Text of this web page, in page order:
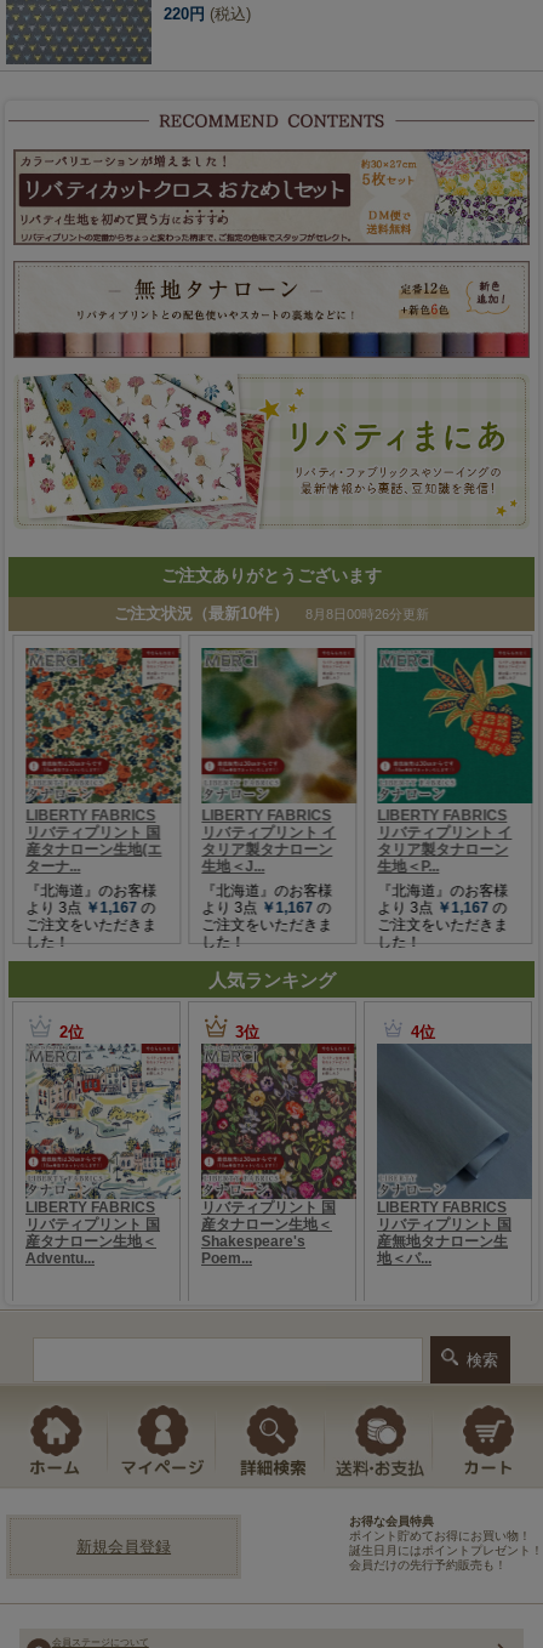
220円 (税込)
ご注文ありがとうございます
人気ランキング
新規会員登録
お得な会員特典
ポイント貯めてお得にお買い物！
誕生日月にはポイントプレゼント！
会員だけの先行予約販売も！
会員ステージについて